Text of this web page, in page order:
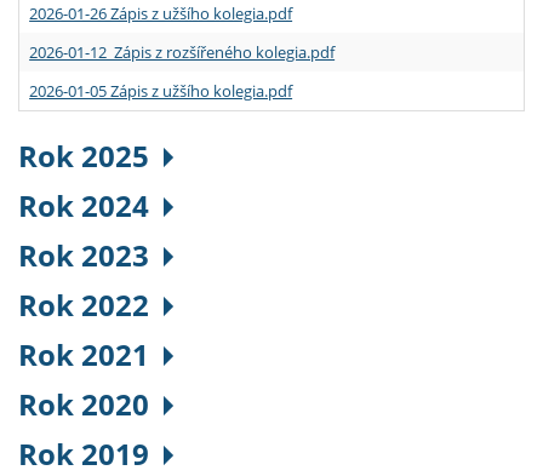
2026-01-26 Zápis z užšího kolegia.pdf
2026-01-12 Zápis z rozšířeného kolegia.pdf
2026-01-05 Zápis z užšího kolegia.pdf
Rok 2025
Rok 2024
Rok 2023
Rok 2022
Rok 2021
Rok 2020
Rok 2019